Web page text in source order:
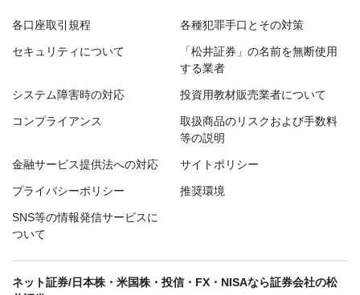
各口座取引規程 各種犯罪手口とその対策
セキュリティについて
「松井証券」の名前を無断使用
する業者
システム障害時の対応 投資用教材販売業者について
コンプライアンス
取扱商品のリスクおよび手数料
等の説明
金融サービス提供法への対応 サイトポリシー
プライバシーポリシー 推奨環境
SNS等の情報発信サービスに
ついて
ネット証券/日本株・米国株・投信・FX・NISAなら証券会社の松